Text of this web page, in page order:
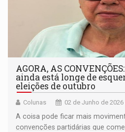
AGORA, AS
ainda está longe de
eleições de outubro
Colunas 02 de Junho de 2026
A coisa pode ficar mais
convenções partidárias que